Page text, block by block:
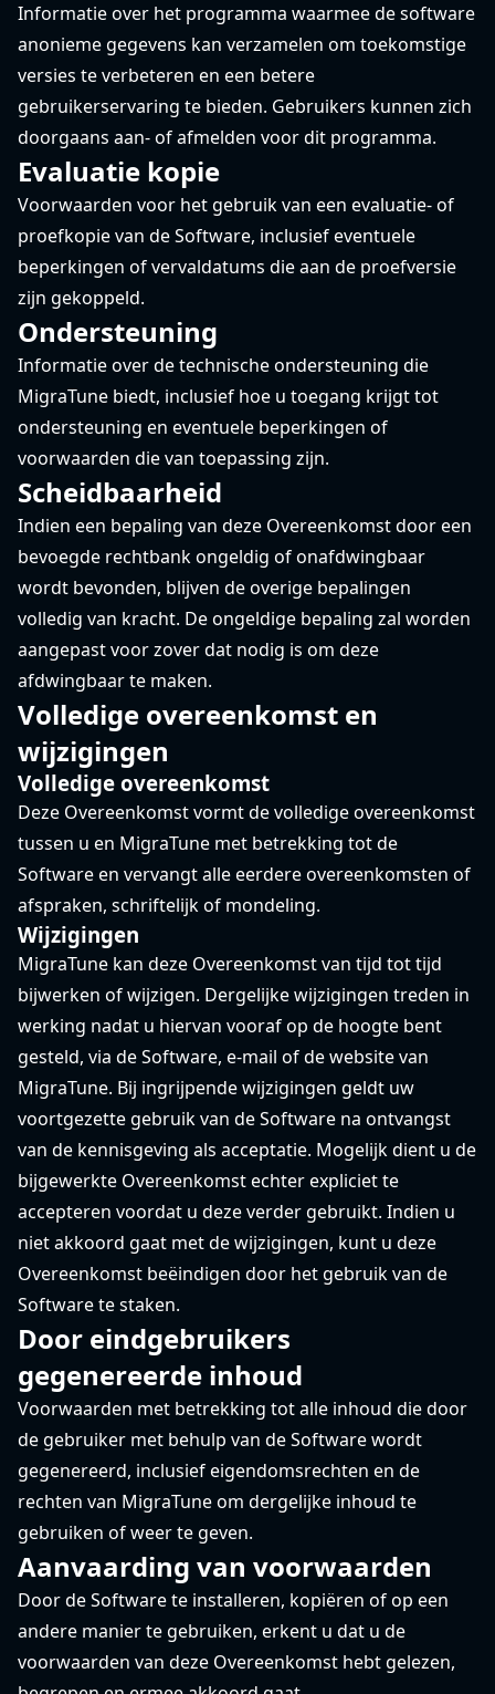
Informatie over het programma waarmee de software
anonieme gegevens kan verzamelen om toekomstige
versies te verbeteren en een betere
gebruikerservaring te bieden. Gebruikers kunnen zich
doorgaans aan- of afmelden voor dit programma.
Evaluatie kopie
Voorwaarden voor het gebruik van een evaluatie- of
proefkopie van de Software, inclusief eventuele
beperkingen of vervaldatums die aan de proefversie
zijn gekoppeld.
Ondersteuning
Informatie over de technische ondersteuning die
MigraTune biedt, inclusief hoe u toegang krijgt tot
ondersteuning en eventuele beperkingen of
voorwaarden die van toepassing zijn.
Scheidbaarheid
Indien een bepaling van deze Overeenkomst door een
bevoegde rechtbank ongeldig of onafdwingbaar
wordt bevonden, blijven de overige bepalingen
volledig van kracht. De ongeldige bepaling zal worden
aangepast voor zover dat nodig is om deze
afdwingbaar te maken.
Volledige overeenkomst en
wijzigingen
Volledige overeenkomst
Deze Overeenkomst vormt de volledige overeenkomst
tussen u en MigraTune met betrekking tot de
Software en vervangt alle eerdere overeenkomsten of
afspraken, schriftelijk of mondeling.
Wijzigingen
MigraTune kan deze Overeenkomst van tijd tot tijd
bijwerken of wijzigen. Dergelijke wijzigingen treden in
werking nadat u hiervan vooraf op de hoogte bent
gesteld, via de Software, e-mail of de website van
MigraTune. Bij ingrijpende wijzigingen geldt uw
voortgezette gebruik van de Software na ontvangst
van de kennisgeving als acceptatie. Mogelijk dient u de
bijgewerkte Overeenkomst echter expliciet te
accepteren voordat u deze verder gebruikt. Indien u
niet akkoord gaat met de wijzigingen, kunt u deze
Overeenkomst beëindigen door het gebruik van de
Software te staken.
Door eindgebruikers
gegenereerde inhoud
Voorwaarden met betrekking tot alle inhoud die door
de gebruiker met behulp van de Software wordt
gegenereerd, inclusief eigendomsrechten en de
rechten van MigraTune om dergelijke inhoud te
gebruiken of weer te geven.
Aanvaarding van voorwaarden
Door de Software te installeren, kopiëren of op een
andere manier te gebruiken, erkent u dat u de
voorwaarden van deze Overeenkomst hebt gelezen,